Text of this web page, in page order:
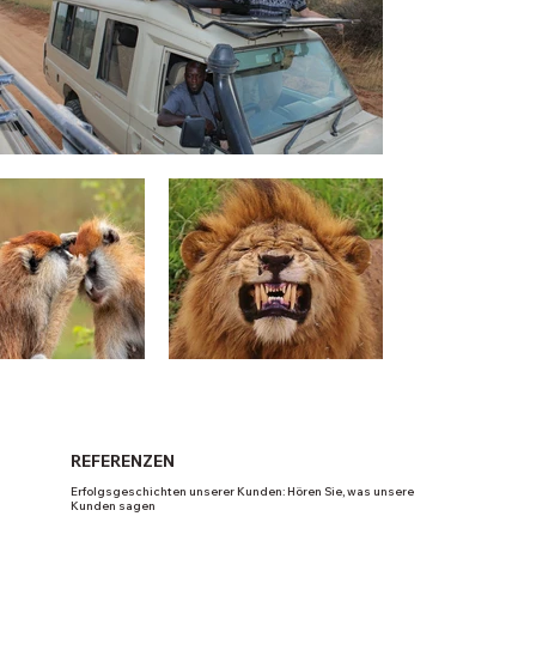
REFERENZEN
Erfolgsgeschichten unserer Kunden: Hören Sie, was unsere
Kunden sagen